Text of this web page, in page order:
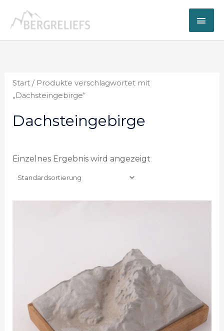
Inhalt
springen
Start/ Produkte verschlagwortet mit
„Dachsteingebirge“
Dachsteingebirge
Einzelnes Ergebnis wird angezeigt